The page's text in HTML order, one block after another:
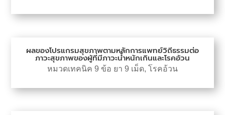
ผลของโปรแกรมสุขภาพตามหลักการแพทย์วิถีธรรมต่อ
ภาวะสุขภาพของผู้ที่มีภาวะน้ำหนักเกินและโรคอ้วน
หมวดเทคนิค 9 ข้อ ยา 9 เม็ด, โรคอ้วน